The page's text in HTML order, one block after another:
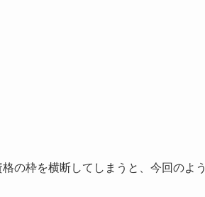
の枠を横断してしまうと、今回のよう